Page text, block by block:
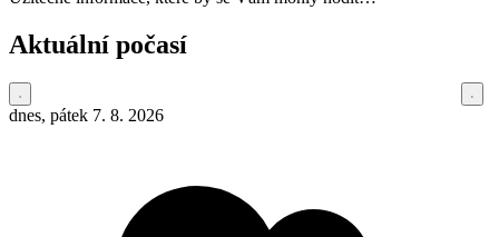
Aktuální počasí
dnes, pátek 7. 8. 2026